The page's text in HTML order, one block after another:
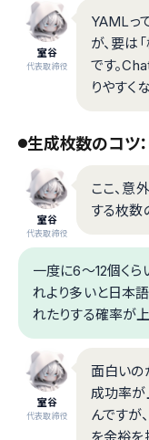
室谷
代表取締役
YAMLっ
が、要は
です。
りやすく
生成枚数のコツ
室谷
代表取締役
ここ、意
する枚数
一度に6〜12個くら
れより多いと日本
れたりする確率が上
室谷
代表取締役
面白いの
成功率が
んですが
を余裕を